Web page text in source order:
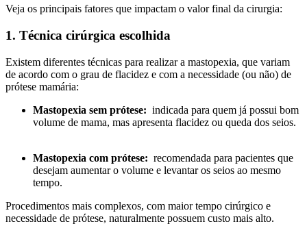
Veja os principais fatores que impactam o valor final da cirurgia:
1. Técnica cirúrgica escolhida
Existem diferentes técnicas para realizar a mastopexia, que variam
de acordo com o grau de flacidez e com a necessidade (ou não) de
prótese mamária:
Mastopexia sem prótese: indicada para quem já possui bom
volume de mama, mas apresenta flacidez ou queda dos seios.
Mastopexia com prótese: recomendada para pacientes que
desejam aumentar o volume e levantar os seios ao mesmo
tempo.
Procedimentos mais complexos, com maior tempo cirúrgico e
necessidade de prótese, naturalmente possuem custo mais alto.